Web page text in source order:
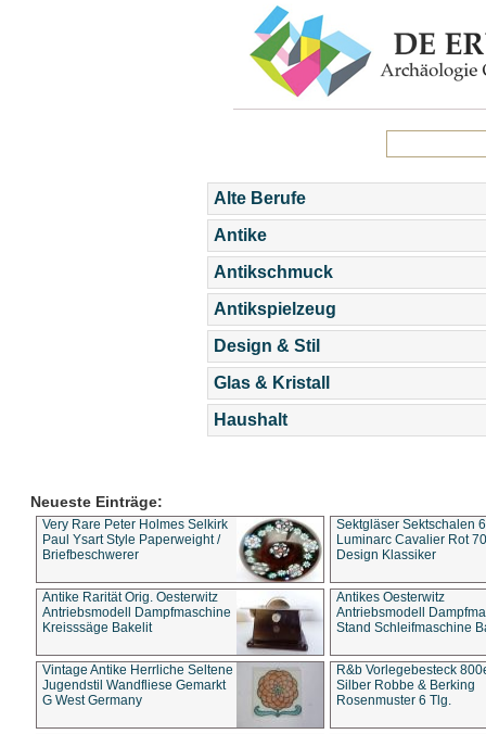
Alte Berufe
Antike
Antikschmuck
Antikspielzeug
Design & Stil
Glas & Kristall
Haushalt
Neueste Einträge:
Very Rare Peter Holmes Selkirk
Paul Ysart Style Paperweight /
Briefbeschwerer
Sektgläser Sektschalen
Luminarc Cavalier Rot
Design Klassiker
Antike Rarität Orig. Oesterwitz
Antriebsmodell Dampfmaschine
Kreisssäge Bakelit
Antikes Oesterwitz
Antriebsmodell
Stand Schleifmaschine
Vintage Antike Herrliche Seltene
Jugendstil Wandfliese Gemarkt
G West Germany
R&b Vorlegebesteck
Silber Robbe & Berking
Rosenmuster 6 Tlg.